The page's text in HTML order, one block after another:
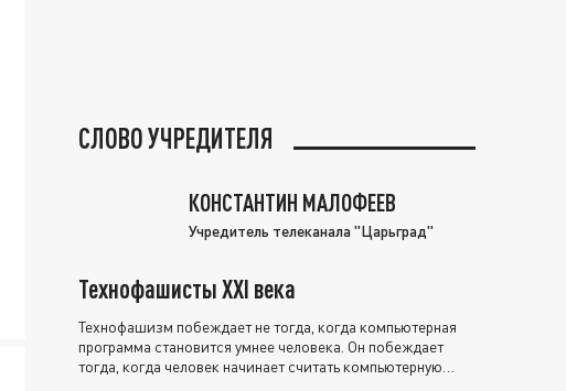
СЛОВО УЧРЕДИТЕЛЯ
КОНСТАНТИН МАЛОФЕЕВ
Учредитель телеканала "Царьград"
Технофашисты XXI века
Технофашизм побеждает не тогда, когда компьютерная
программа становится умнее человека. Он побеждает
тогда, когда человек начинает считать компьютерную